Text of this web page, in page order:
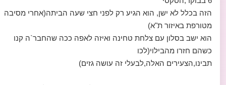
הזה בכלל לא ישן, הוא הגיע רק לפני חצי שעה הביתה(אחרי מסיבה
מטורפת באיזור ת"א)
הוא ישב בסלון עם צלחת טחינה ואיזה לאפה ככה שהחבר`ה קנו
כשהם חזרו מהבילוי(לכו
תבינו,הצעירים האלה,לבעלי זה עושה גזים)